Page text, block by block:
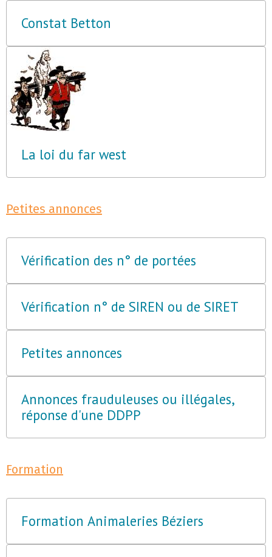
Constat Betton
La loi du far west
Petites annonces
Vérification des n° de portées
Vérification n° de SIREN ou de SIRET
Petites annonces
Annonces frauduleuses ou illégales,
réponse d'une DDPP
Formation
Formation Animaleries Béziers